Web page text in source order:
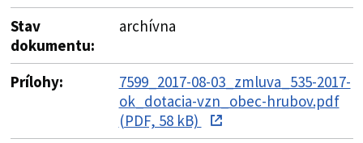
Stav
dokumentu:
archívna
Prílohy:
7599_2017-08-03_zmluva_535-2017-
ok_dotacia-vzn_obec-hrubov.pdf
(PDF, 58 kB)